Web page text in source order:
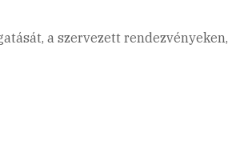
a szervezett rendezvényeken,